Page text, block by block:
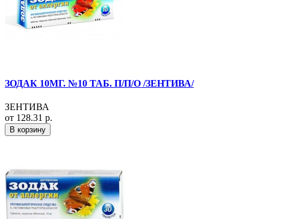
ЗОДАК 10МГ. №10 ТАБ. П/П/О /ЗЕНТИВА/
ЗЕНТИВА
от 128.31 р.
В корзину